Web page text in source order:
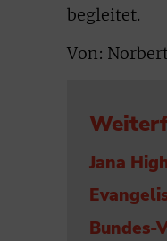
begleitet.
Von:
Jana
Bundes-